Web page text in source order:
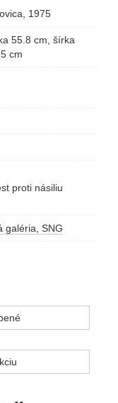
1975
55.8 cm, šírka
cm
proti násiliu
1975
galéria, SNG